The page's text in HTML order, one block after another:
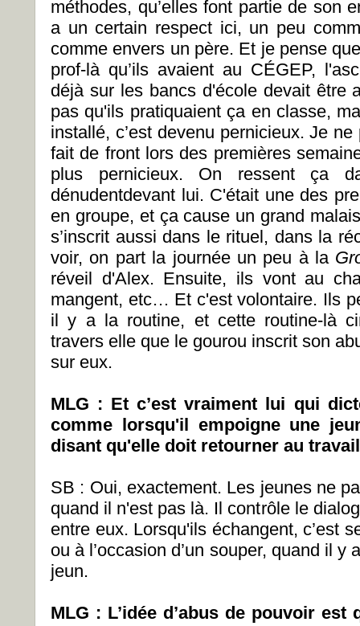
méthodes, qu’elles font partie de son
a un certain respect ici, un peu
comme envers un père. Et je pense
prof-là qu’ils avaient au CÉGEP,
déjà sur les bancs d'école devait être
pas qu'ils pratiquaient ça en classe,
installé, c’est devenu pernicieux. Je
fait de front lors des premières
plus pernicieux. On ressent ça
dénudentdevant lui. C'était une des
en groupe, et ça cause un grand
s’inscrit aussi dans le rituel, dans la
voir, on part la journée un peu à la
réveil d'Alex. Ensuite, ils vont au
mangent, etc… Et c'est volontaire. Ils
il y a la routine, et cette routine-là
travers elle que le gourou inscrit son
sur eux.
MLG : Et c’est vraiment lui qui
comme lorsqu'il empoigne une
disant qu'elle doit retourner au
SB : Oui, exactement. Les jeunes ne
quand il n'est pas là. Il contrôle le
entre eux. Lorsqu'ils échangent, c’est
ou à l’occasion d’un souper, quand il
jeun.
MLG : L’idée d’abus de pouvoir est